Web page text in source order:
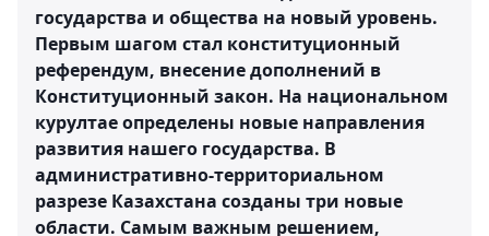
государства и общества на новый уровень.
Первым шагом стал конституционный
референдум, внесение дополнений в
Конституционный закон. На национальном
курултае определены новые направления
развития нашего государства. В
административно-территориальном
разрезе Казахстана созданы три новые
области. Самым важным решением,